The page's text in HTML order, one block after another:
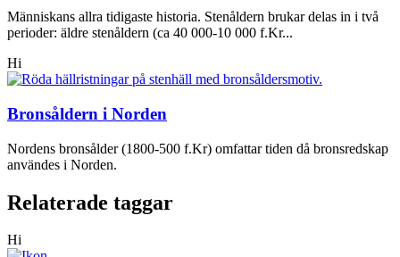
Människans allra tidigaste historia. Stenåldern brukar delas in i två
perioder: äldre stenåldern (ca 40 000-10 000 f.Kr...
Hi
Bronsåldern i Norden
Nordens bronsålder (1800-500 f.Kr) omfattar tiden då bronsredskap
användes i Norden.
Relaterade taggar
Hi